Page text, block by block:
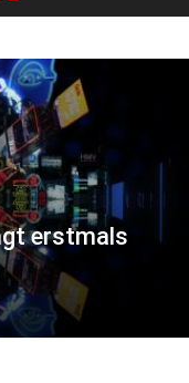
erstmals